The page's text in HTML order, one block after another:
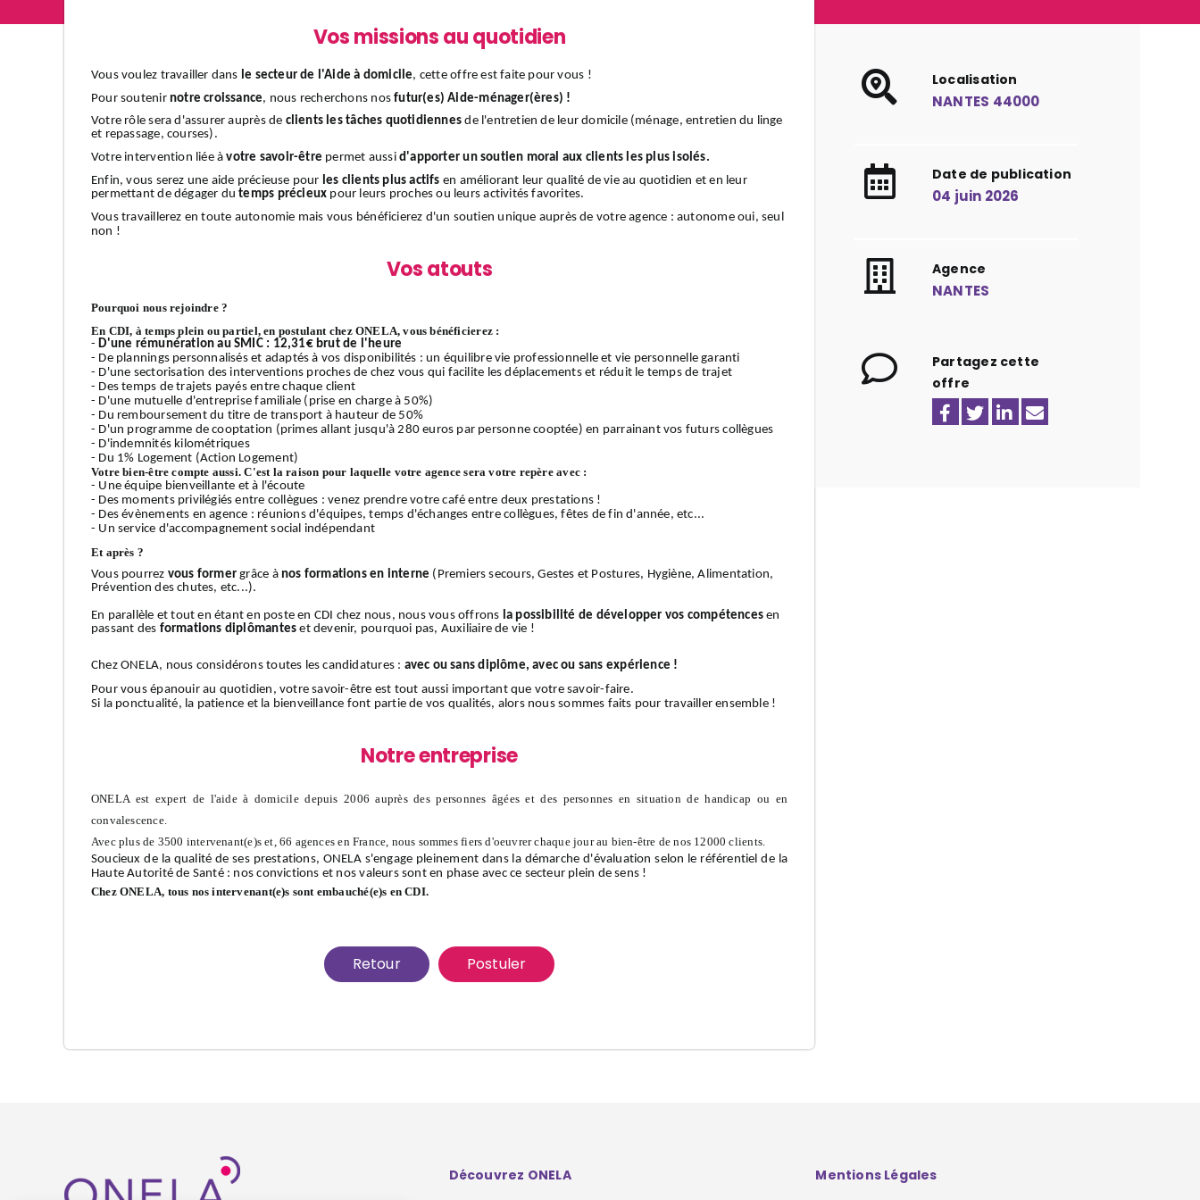
Localisation
NANTES 44000
Date de publication
04 juin 2026
Agence
NANTES
Partagez cette
offre
Vos missions au quotidien
Vous voulez travailler dans le secteur de l'Aide à domicile, cette offre est faite pour vous !
Pour soutenir notre croissance, nous recherchons nosfutur(es) Aide-ménager(ères) !
Votre rôle sera d'assurer auprès de clients les tâches quotidiennes de l'entretien de leur domicile (ménage, entretien du linge
et repassage, courses).
Votre intervention liée àvotre savoir-être permet aussi d'apporter un soutien moral aux clients les plus isolés.
Enfin, vous serez une aide précieuse pour les clients plus actifs en améliorant leur qualité de vie au quotidien et en leur
permettant de dégager dutemps précieux pour leurs proches ou leurs activités favorites.
Vous travaillerez en toute autonomie mais vous bénéficierez d'un soutien unique auprès de votre agence : autonome oui, seul
non !
Vos atouts
Pourquoi nous rejoindre ?
En CDI, à temps plein ou partiel, en postulant chez ONELA, vous bénéficierez :
- D'une rémunération au SMIC : 12,31€ brut de l'heure
- De plannings personnalisés et adaptés à vos disponibilités : un équilibre vie professionnelle et vie personnelle garanti
- D'une sectorisation des interventions proches de chez vous qui facilite les déplacements et réduit le temps de trajet
- Des temps de trajets payés entre chaque client
- D'une mutuelle d'entreprise familiale (prise en charge à 50%)
- Du remboursement du titre de transport à hauteur de 50%
- D'un programme de cooptation (primes allant jusqu'à 280 euros par personne cooptée) en parrainant vos futurs collègues
- D'indemnités kilométriques
- Du 1% Logement (Action Logement)
Votre bien-être compte aussi. C'est la raison pour laquelle votre agence sera votre repère avec :
- Une équipe bienveillante et à l'écoute
- Des moments privilégiés entre collègues : venez prendre votre café entre deux prestations !
- Des évènements en agence : réunions d'équipes, temps d'échanges entre collègues, fêtes de fin d'année, etc...
- Un service d'accompagnement social indépendant
Et après ?
Vous pourrez vous former grâce à nos formations en interne (Premiers secours, Gestes et Postures, Hygiène, Alimentation,
Prévention des chutes, etc...).
En parallèle et tout en étant en poste en CDI chez nous, nous vous offrons la possibilité de développer vos compétences en
passant des formations diplômantes et devenir, pourquoi pas, Auxiliaire de vie !
Chez ONELA, nous considérons toutes les candidatures : avec ou sans diplôme, avec ou sans expérience !
Pour vous épanouir au quotidien, votre savoir-être est tout aussi important que votre savoir-faire.
Si la ponctualité, la patience et la bienveillance font partie de vos qualités, alors nous sommes faits pour travailler ensemble !
Notre entreprise
ONELA est expert de l'aide à domicile depuis 2006 auprès des personnes âgées et des personnes en situation de handicap ou en
convalescence.
Avec plus de 3500 intervenant(e)s et, 66 agences en France, nous sommes fiers d'oeuvrer chaque jour au bien-être de nos 12000 clients.
Soucieux de la qualité de ses prestations, ONELA s'engage pleinement dans la démarche d'évaluation selon le référentiel de la
Haute Autorité de Santé : nos convictions et nos valeurs sont en phase avec ce secteur plein de sens !
Chez ONELA, tous nos intervenant(e)s sont embauché(e)s en CDI.
Retour Postuler
Découvrez ONELA Mentions Légales